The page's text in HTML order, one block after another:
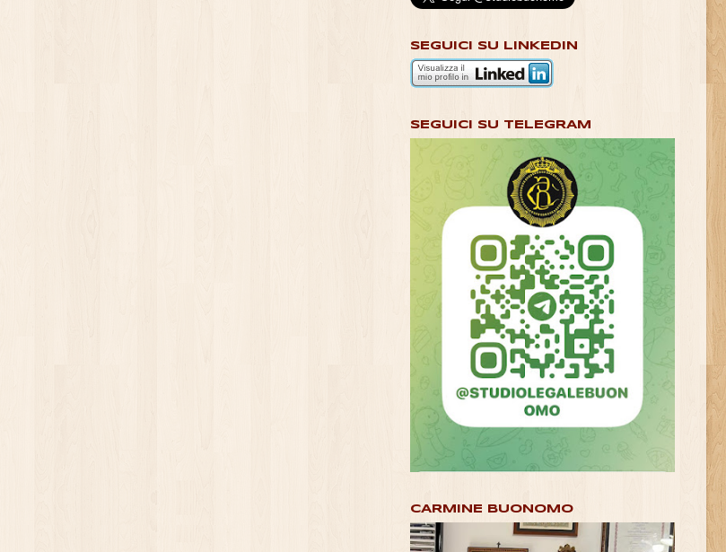
SEGUICI SU LINKEDIN
SEGUICI SU TELEGRAM
CARMINE BUONOMO